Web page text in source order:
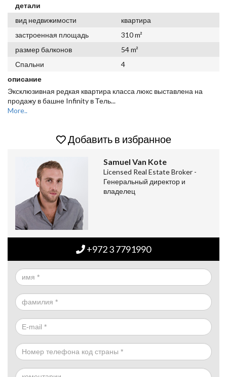
детали
вид недвижимости
квартира
застроенная площадь
310 m²
размер балконов
54 m²
Спальни
4
описание
Эксклюзивная редкая квартира класса люкс выставлена на
продажу в башне Infinity в Тель...
More..
Добавить в избранное
Samuel Van Kote
Licensed Real Estate Broker -
Генеральный директор и
владелец
+972 3 7791990